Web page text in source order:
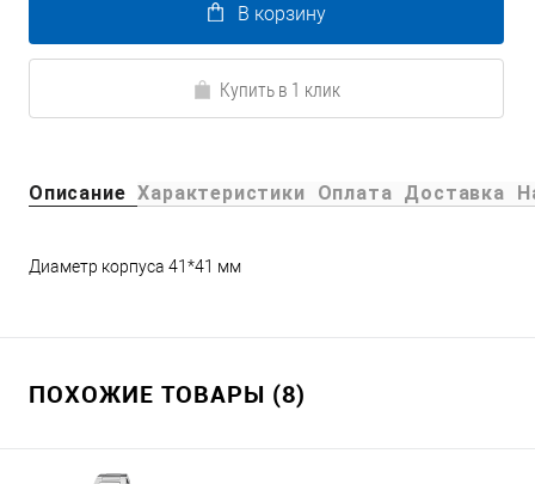
В корзину
Купить в 1 клик
Описание Характеристики Оплата Доставка
Диаметр корпуса 41*41 мм
ПОХОЖИЕ ТОВАРЫ (8)